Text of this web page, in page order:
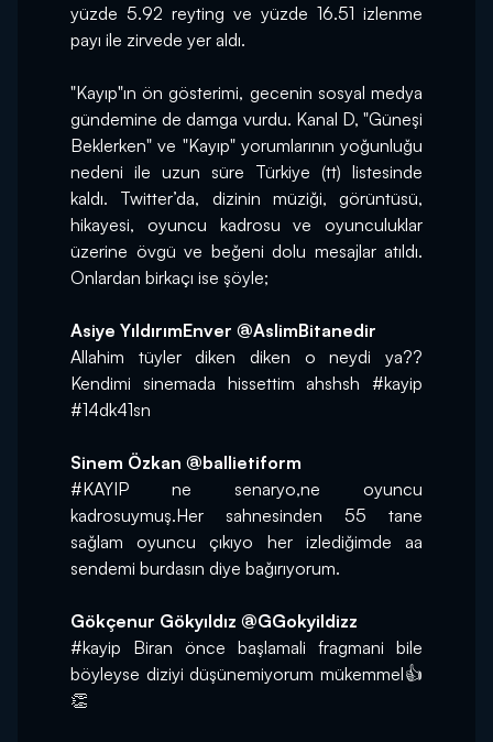
yüzde 5.92 reyting ve yüzde 16.51 izlenme
payı ile zirvede yer aldı.
"Kayıp"ın ön gösterimi, gecenin sosyal medya
gündemine de damga vurdu. Kanal D, "Güneşi
Beklerken" ve "Kayıp" yorumlarının yoğunluğu
nedeni ile uzun süre Türkiye (tt) listesinde
kaldı. Twitter’da, dizinin müziği, görüntüsü,
hikayesi, oyuncu kadrosu ve oyunculuklar
üzerine övgü ve beğeni dolu mesajlar atıldı.
Onlardan birkaçı ise şöyle;
Asiye YıldırımEnver @AslimBitanedir
Allahim tüyler diken diken o neydi ya??
Kendimi sinemada hissettim ahshsh #kayip
#14dk41sn
Sinem Özkan @ballietiform
#KAYIP ne senaryo,ne oyuncu
kadrosuymuş.Her sahnesinden 55 tane
sağlam oyuncu çıkıyo her izlediğimde aa
sendemi burdasın diye bağırıyorum.
Gökçenur Gökyıldız @GGokyildizz
#kayip Biran önce başlamali fragmani bile
böyleyse diziyi düşünemiyorum mükemmel👍
👏